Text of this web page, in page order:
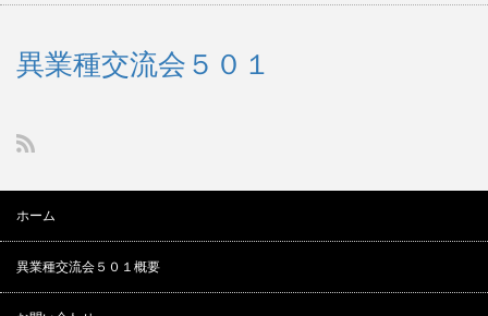
異業種交流会５０１
ホーム
異業種交流会５０１概要